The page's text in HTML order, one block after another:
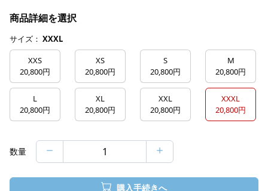
商品詳細を選択
サイズ： XXXL
XXS
20,800円
XS
20,800円
S
20,800円
M
20,800円
L
20,800円
XL
20,800円
XXL
20,800円
XXXL
20,800円
数量
購入手続きへ